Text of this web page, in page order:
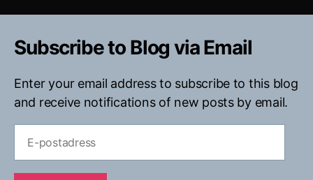
Subscribe to Blog via Email
Enter your email address to subscribe to this blog
and receive notifications of new posts by email.
postadress